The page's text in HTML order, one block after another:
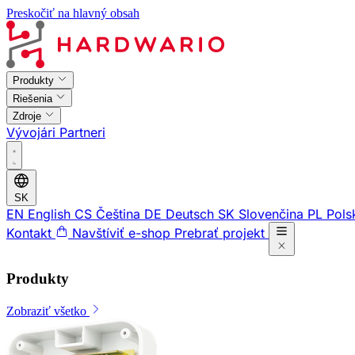
Preskočiť na hlavný obsah
Produkty
Riešenia
Zdroje
Vývojári Partneri
SK
EN English CS Čeština DE Deutsch SK Slovenčina PL
Kontakt
Navštíviť e-shop Prebrať projekt
Produkty
Zobraziť všetko